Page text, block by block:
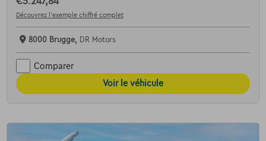
Découvrez l’exemple chiffré complet
8000 Brugge, DR Motors
Comparer
Voir le véhicule